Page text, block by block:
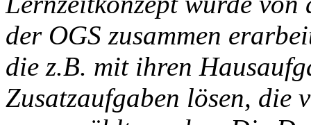
der OGS zusammen
die z.B. mit ihren
Zusatzaufgaben lösen, die